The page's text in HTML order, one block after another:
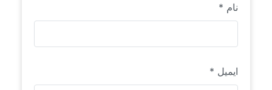
نام *
ایمیل *